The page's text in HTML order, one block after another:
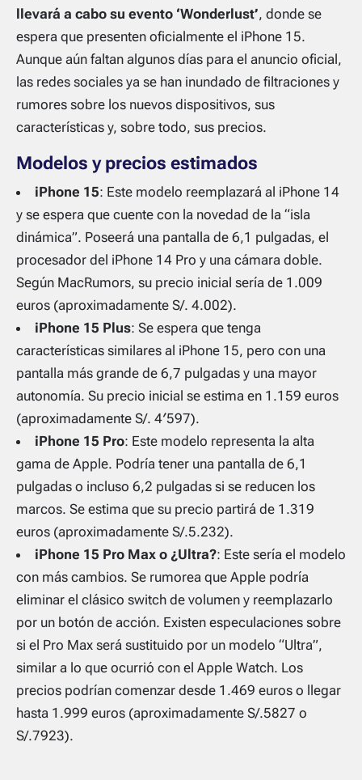
llevará a cabo su evento ‘Wonderlust’, donde se
espera que presenten oficialmente el iPhone 15.
Aunque aún faltan algunos días para el anuncio oficial,
las redes sociales ya se han inundado de filtraciones y
rumores sobre los nuevos dispositivos, sus
características y, sobre todo, sus precios.
Modelos y precios estimados
iPhone 15: Este modelo reemplazará al iPhone 14
y se espera que cuente con la novedad de la “isla
dinámica”. Poseerá una pantalla de 6,1 pulgadas, el
procesador del iPhone 14 Pro y una cámara doble.
Según MacRumors, su precio inicial sería de 1.009
euros (aproximadamente S/. 4.002).
iPhone 15 Plus: Se espera que tenga
características similares al iPhone 15, pero con una
pantalla más grande de 6,7 pulgadas y una mayor
autonomía. Su precio inicial se estima en 1.159 euros
(aproximadamente S/. 4′597).
iPhone 15 Pro: Este modelo representa la alta
gama de Apple. Podría tener una pantalla de 6,1
pulgadas o incluso 6,2 pulgadas si se reducen los
marcos. Se estima que su precio partirá de 1.319
euros (aproximadamente S/.5.232).
iPhone 15 Pro Max o ¿Ultra?: Este sería el modelo
con más cambios. Se rumorea que Apple podría
eliminar el clásico switch de volumen y reemplazarlo
por un botón de acción. Existen especulaciones sobre
si el Pro Max será sustituido por un modelo “Ultra”,
similar a lo que ocurrió con el Apple Watch. Los
precios podrían comenzar desde 1.469 euros o llegar
hasta 1.999 euros (aproximadamente S/.5827 o
S/.7923).